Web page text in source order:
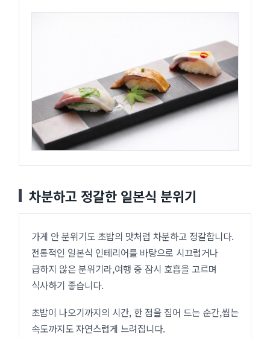
차분하고 정갈한 일본식 분위기
가게 안 분위기도 초밥의 맛처럼 차분하고 정갈합니다.
전통적인 일본식 인테리어를 바탕으로 시끄럽거나
급하지 않은 분위기라,여행 중 잠시 호흡을 고르며
식사하기 좋습니다.
초밥이 나오기까지의 시간, 한 점을 집어 드는 순간,씹는
속도까지도 자연스럽게 느려집니다.